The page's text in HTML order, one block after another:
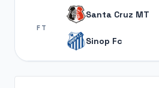
FT
Santa Cruz MT
Sinop Fc